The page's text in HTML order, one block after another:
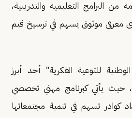
البرامج التعليمية والتدريبية،
معرفي موثوق يسهم في ترسيخ قيم
للتوعية الفكرية" أحد أبرز
حيث يأتي كبرنامج مهني تخصصي
كوادر تسهم في تنمية مجتمعاتها